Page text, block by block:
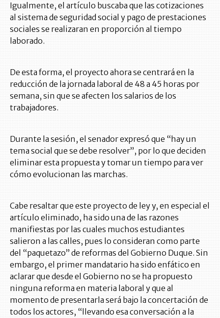
Igualmente, el artículo buscaba que las cotizaciones
al sistema de seguridad social y pago de prestaciones
sociales se realizaran en proporción al tiempo
laborado.
De esta forma, el proyecto ahora se centrará en la
reducción de la jornada laboral de 48 a 45 horas por
semana, sin que se afecten los salarios de los
trabajadores.
Durante la sesión, el senador expresó que “hay un
tema social que se debe resolver”, por lo que deciden
eliminar esta propuesta y tomar un tiempo para ver
cómo evolucionan las marchas.
Cabe resaltar que este proyecto de ley y, en especial el
artículo eliminado, ha sido una de las razones
manifiestas por las cuales muchos estudiantes
salieron a las calles, pues lo consideran como parte
del “paquetazo” de reformas del Gobierno Duque. Sin
embargo, el primer mandatario ha sido enfático en
aclarar que desde el Gobierno no se ha propuesto
ninguna reforma en materia laboral y que al
momento de presentarla será bajo la concertación de
todos los actores, “llevando esa conversación a la